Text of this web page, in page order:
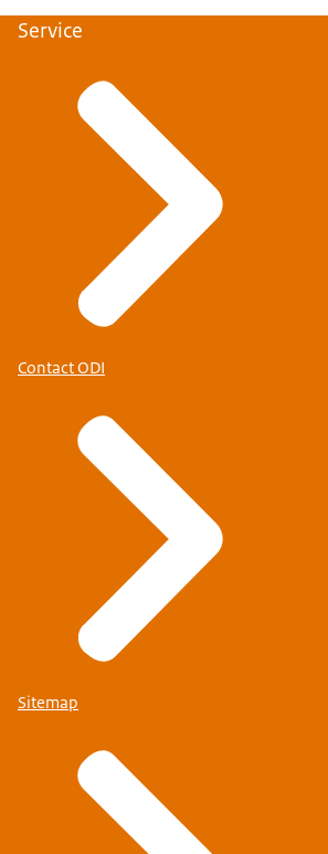
samenwerken
Download
Service
Contact ODI
Sitemap